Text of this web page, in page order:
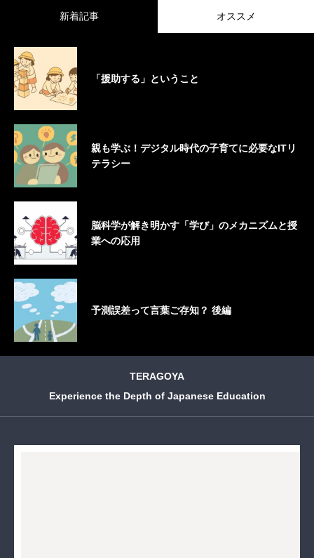
新着記事 オススメ
「援助する」ということ
親も学ぶ！デジタル時代の子育てに必要なITリ
テラシー
脳科学が解き明かす「学び」のメカニズムと授
業への応用
予測誤差って言葉ご存知？ 後編
TERAGOYA
Experience the Depth of Japanese Education